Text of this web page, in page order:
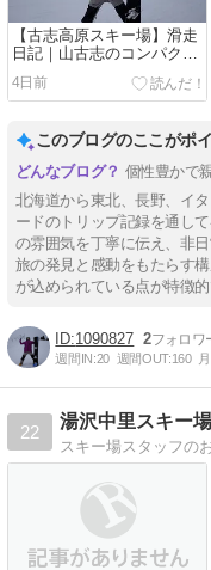
【古志高原スキー場】滑走
日記｜山古志のコンパクト
で斜面が面白いローカルゲ
レンデ【初253】
4日前
このブログのここがポ
個性豊かで
北海道から東北、長野、イ
ードのトリップ記録を通し
の雰囲気を丁寧に伝え、非
旅の発見と感動をもたらす
が込められている点が特徴的
1090827 2
週間IN:20 週間OUT:160
22
湯沢中里スキー場